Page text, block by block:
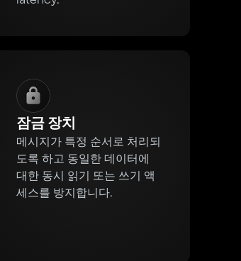
잠금 장치
메시지가 특정 순서로 처리되
도록 하고 동일한 데이터에
대한 동시 읽기 또는 쓰기 액
세스를 방지합니다.